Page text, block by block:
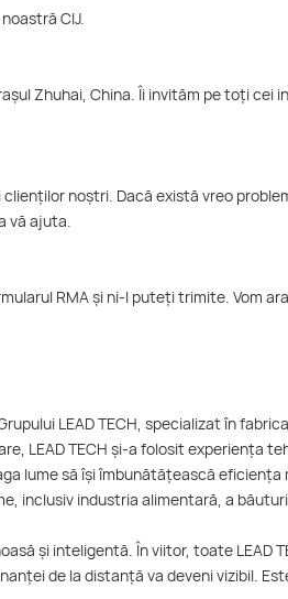
CIJ.
Zhuhai, China. Îi invităm pe toți
clienților noștri. Dacă există vreo
vă ajuta.
RMA și ni-l puteți trimite. Vom
LEAD TECH, specializat în
LEAD TECH și-a folosit experiența
lume să își îmbunătățească eficiența
inclusiv industria alimentară, a
și inteligentă. În viitor, toate LEAD
de la distanță va deveni vizibil.